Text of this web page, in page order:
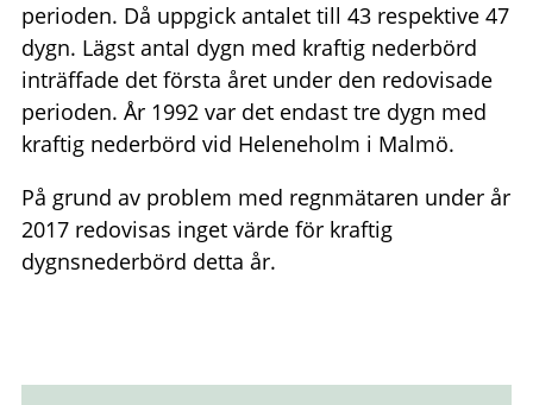
perioden. Då uppgick antalet till 43 respektive 47
dygn. Lägst antal dygn med kraftig nederbörd
inträffade det första året under den redovisade
perioden. År 1992 var det endast tre dygn med
kraftig nederbörd vid Heleneholm i Malmö.
På grund av problem med regnmätaren under år
2017 redovisas inget värde för kraftig
dygnsnederbörd detta år.